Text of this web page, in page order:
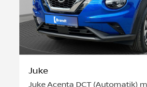
Juke
Juke Acenta DCT (Automatik)